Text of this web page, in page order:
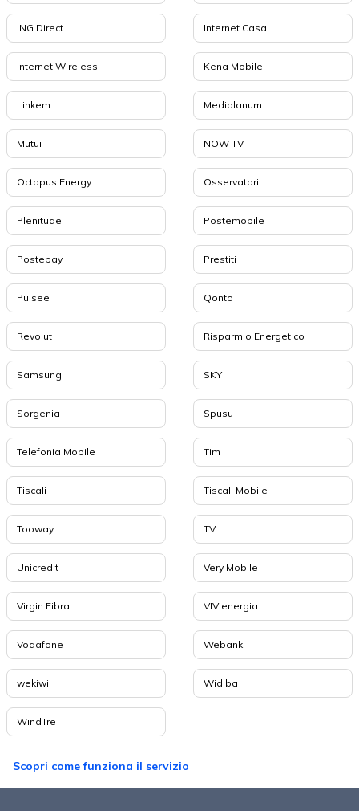
ING Direct Internet Casa
Internet Wireless Kena Mobile
Linkem Mediolanum
Mutui NOW TV
Octopus Energy Osservatori
Plenitude Postemobile
Postepay Prestiti
Pulsee Qonto
Revolut Risparmio Energetico
Samsung SKY
Sorgenia Spusu
Telefonia Mobile Tim
Tiscali Tiscali Mobile
Tooway TV
Unicredit Very Mobile
Virgin Fibra VIVIenergia
Vodafone Webank
wekiwi Widiba
WindTre
Scopri come funziona il servizio